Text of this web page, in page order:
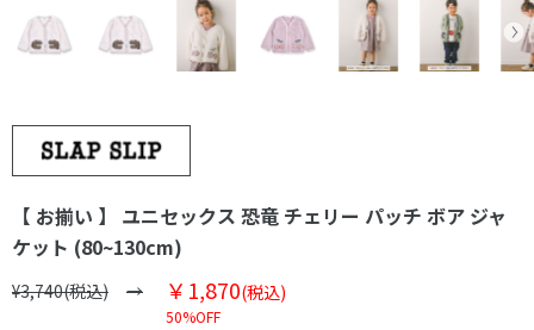
【 お揃い 】 ユニセックス 恐竜 チェリー パッチ ボア ジャ
ケット (80~130cm)
¥3,740(税込) ￥1,870(税込)
50%OFF